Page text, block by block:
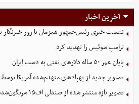
آخرین اخبار
نشست خبری رئیس‌جمهور همزمان با روز خبرنگار
ترامپ سوئیس را تهدید کرد
پایان عمر ۵۰ ساله دلارهای نفتی به دست ایران
تصاویر جدید از پهپادهای منهدم‌شده آمریکا توسط
تصویر تازه منتشر شده از صندلی اف۱۵ سرنگون‌شده‌ی آمریکایی توسط سپاه